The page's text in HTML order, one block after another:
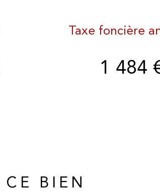
Taxe foncière
1 484
CE BIEN